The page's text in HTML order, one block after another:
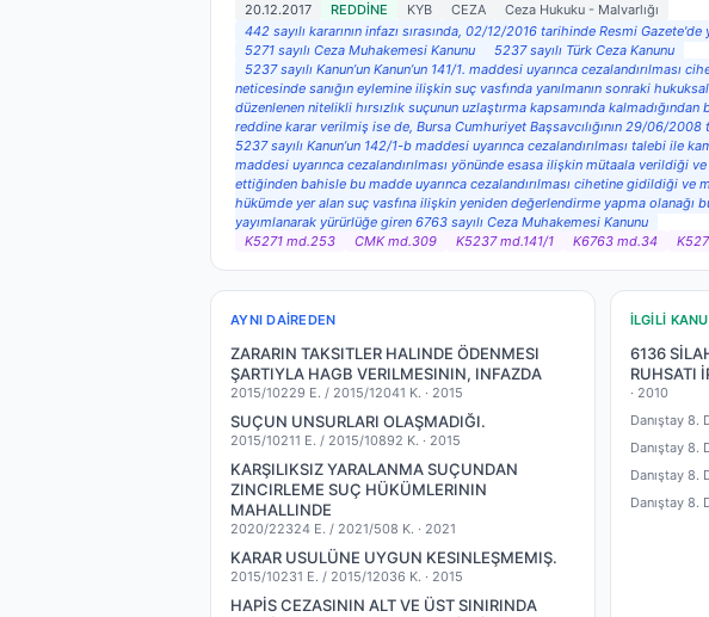
20.12.2017
REDDİNE KYB CEZA
Ceza Hukuku - Malvarlığı
442 sayılı kararının infazı sırasında, 02/12/2016 tarihinde Resmi
5271 sayılı Ceza Muhakemesi Kanunu
5237 sayılı Türk Ceza Kanunu
5237 sayılı Kanun’un Kanun’un 141/1. maddesi uyarınca
neticesinde sanığın eylemine ilişkin suç vasfında yanılmanın sonraki
düzenlenen nitelikli hırsızlık suçunun uzlaştırma kapsamında
reddine karar verilmiş ise de, Bursa Cumhuriyet Başsavcılığının 29/06/
5237 sayılı Kanun’un 142/1-b maddesi uyarınca cezalandırılması talebi ile
maddesi uyarınca cezalandırılması yönünde esasa ilişkin mütaala verildiği
ettiğinden bahisle bu madde uyarınca cezalandırılması cihetine gidildiği ve
hükümde yer alan suç vasfına ilişkin yeniden değerlendirme yapma olanağı
yayımlanarak yürürlüğe giren 6763 sayılı Ceza Muhakemesi Kanunu
K5271 md.253
CMK md.309 K5237 md.141/1 K6763 md.34
AYNI DAIREDEN
ZARARIN TAKSITLER HALINDE ÖDENMESI
ŞARTIYLA HAGB VERILMESININ, INFAZDA
2015/10229 E. / 2015/12041 K. · 2015
SUÇUN UNSURLARI OLAŞMADIĞI.
2015/10211 E. / 2015/10892 K. · 2015
KARŞILIKSIZ YARALANMA SUÇUNDAN
ZINCIRLEME SUÇ HÜKÜMLERININ
MAHALLINDE
2020/22324 E. / 2021/508 K. · 2021
KARAR USULÜNE UYGUN KESINLEŞMEMIŞ.
2015/10231 E. / 2015/12036 K. · 2015
HAPİS CEZASININ ALT VE ÜST SINIRINDA
İLGILI
6136
RUHSATI
· 2010
Danıştay 8.
Danıştay 8.
Danıştay 8.
Danıştay 8.